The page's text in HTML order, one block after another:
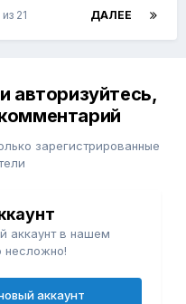
ДАЛЕЕ
21
авторизуйтесь,
зарегистрированные
аккаунт в нашем
несложно!
аккаунт